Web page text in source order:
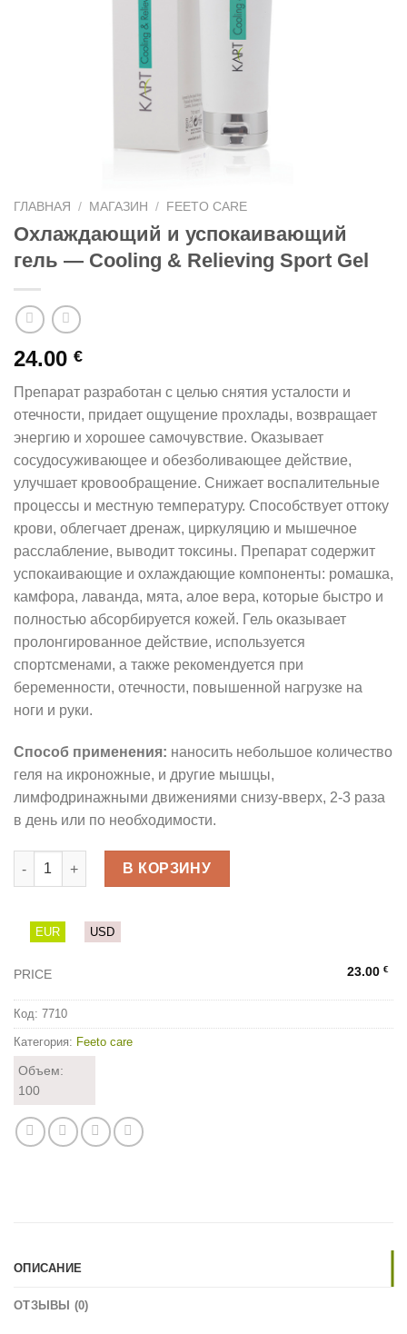
ГЛАВНАЯ / МАГАЗИН / FEETO CARE
Охлаждающий и успокаивающий
гель — Cooling & Relieving Sport Gel
24.00 €
Препарат разработан с целью снятия усталости и
отечности, придает ощущение прохлады, возвращает
энергию и хорошее самочувствие. Оказывает
сосудосуживающее и обезболивающее действие,
улучшает кровообращение. Снижает воспалительные
процессы и местную температуру. Способствует оттоку
крови, облегчает дренаж, циркуляцию и мышечное
расслабление, выводит токсины. Препарат содержит
успокаивающие и охлаждающие компоненты: ромашка,
камфора, лаванда, мята, алое вера, которые быстро и
полностью абсорбируется кожей. Гель оказывает
пролонгированное действие, используется
спортсменами, а также рекомендуется при
беременности, отечности, повышенной нагрузке на
ноги и руки.
Способ применения: наносить небольшое количество
геля на икроножные, и другие мышцы,
лимфодринажными движениями снизу-вверх, 2-3 раза
в день или по необходимости.
Количество товара Охлаждающий и успокаивающий гель -
В КОРЗИНУ
EUR USD
PRICE 23.00 €
Код: 7710
Категория: Feeto care
Объем:
100
ОПИСАНИЕ
ОТЗЫВЫ (0)